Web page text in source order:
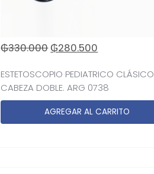
₲330.000 ₲280.500
ESTETOSCOPIO PEDIATRICO CLÁSICO
CABEZA DOBLE. ARG 0738
AGREGAR AL CARRITO